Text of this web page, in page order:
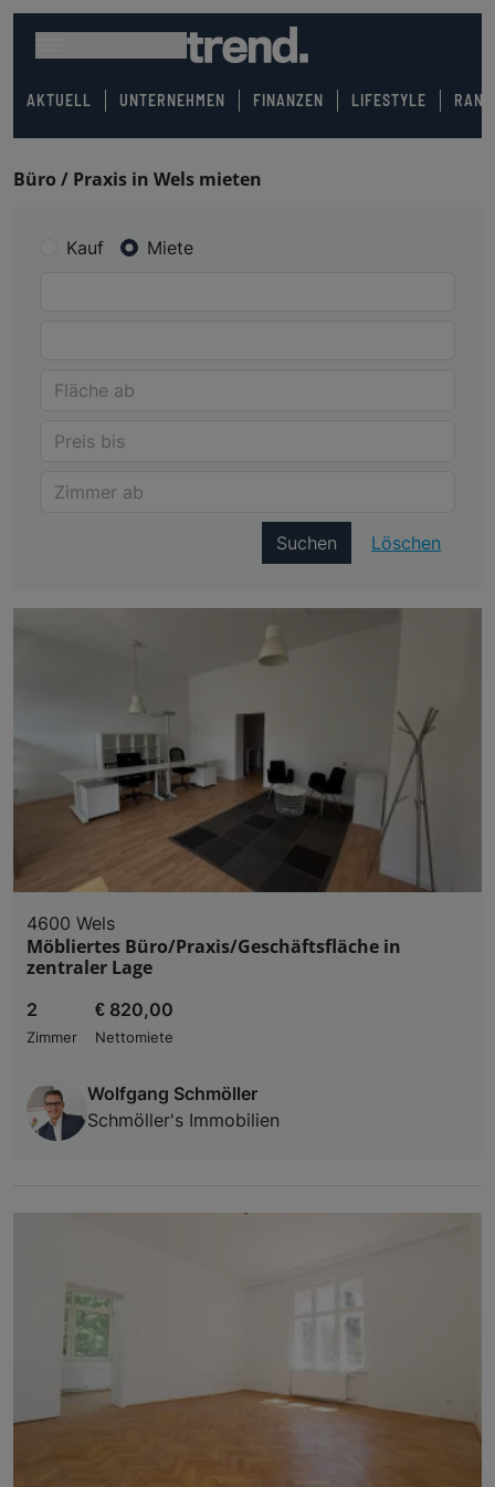
AKTUELL UNTERNEHMEN FINANZEN LIFESTYLE
Büro / Praxis in Wels mieten
Kauf Miete
Suchen Löschen
4600 Wels
Möbliertes Büro/Praxis/Geschäftsfläche in
zentraler Lage
2
Zimmer
€ 820,00
Nettomiete
Wolfgang Schmöller
Schmöller's Immobilien